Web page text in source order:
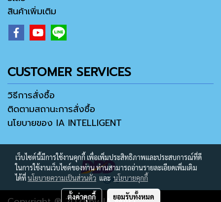
สินค้าเพิ่มเติม
CUSTOMER SERVICES
วิธีการสั่งซื้อ
ติดตามสถานะการสั่งซื้อ
นโยบายของ IA INTELLIGENT
เว็บไซต์นี้มีการใช้งานคุกกี้ เพื่อเพิ่มประสิทธิภาพและประสบการณ์ที่ดี
ในการใช้งานเว็บไซต์ของท่าน ท่านสามารถอ่านรายละเอียดเพิ่มเติม
ได้ที่นโยบายความเป็นส่วนตัว และนโยบายคุกกี้
ตั้งค่าคุกกี้ ยอมรับทั้งหมด